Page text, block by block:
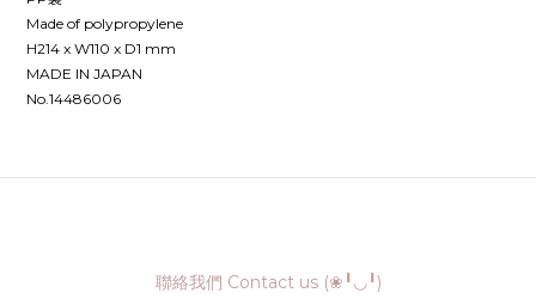
Made of polypropylene
H214 x W110 x D1 mm
MADE IN JAPAN
No.14486006
聯絡我們 Contact us (❀╹◡╹)